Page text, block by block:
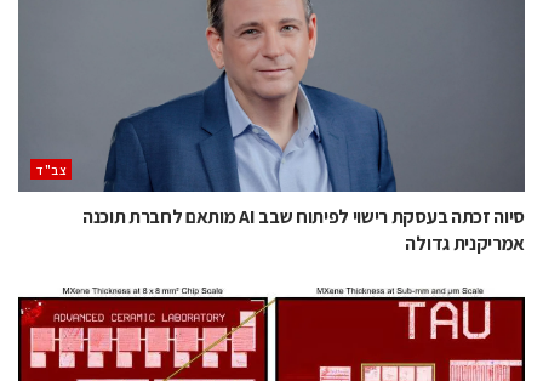
‫צב"ד‬
סיוה זכתה בעסקת רישוי לפיתוח שבב AI מותאם לחברת תוכנה
אמריקנית גדולה